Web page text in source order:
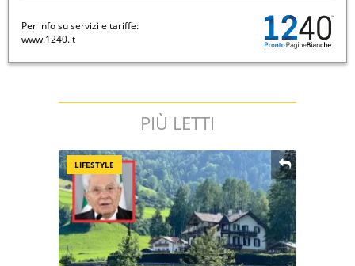
Per info su servizi e tariffe:
www.1240.it
PIÙ LETTI
LIFESTYLE